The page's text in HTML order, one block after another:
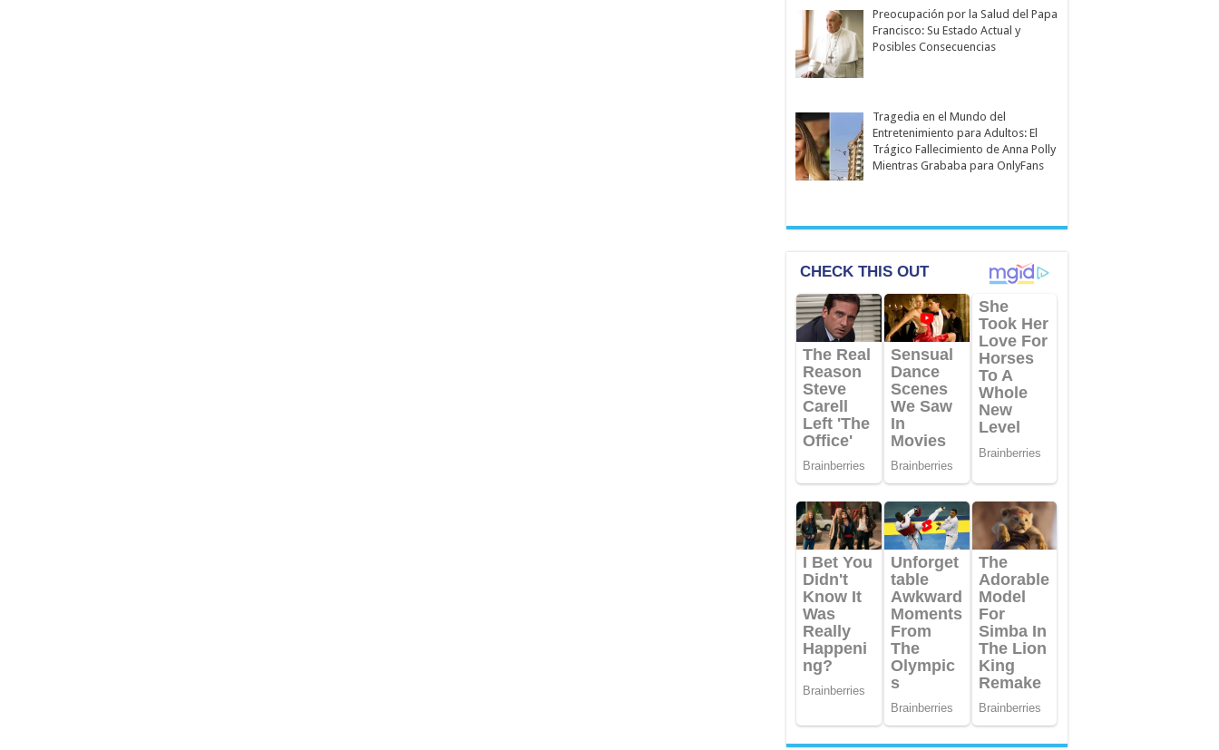
Preocupación por la Salud del Papa
Francisco: Su Estado Actual y
Posibles Consecuencias
Tragedia en el Mundo del
Entretenimiento para Adultos: El
Trágico Fallecimiento de Anna Polly
Mientras Grababa para OnlyFans